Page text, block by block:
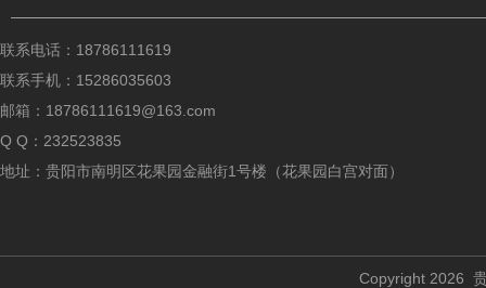
联系电话：18786111619
联系手机：15286035603
邮箱：18786111619@163.com
Q Q：232523835
地址：贵阳市南明区花果园金融街1号楼（花果园白宫对面）
Copyright 2026